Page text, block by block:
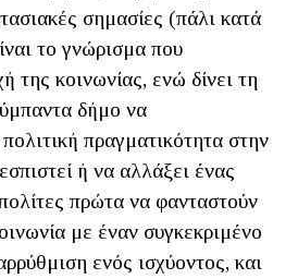
σημασίες (πάλι κατά
το γνώρισμα που
της κοινωνίας, ενώ δίνει τη
δήμο να
πραγματικότητα στην
ή να αλλάξει ένας
πρώτα να φανταστούν
με έναν συγκεκριμένο
ενός ισχύοντος, και